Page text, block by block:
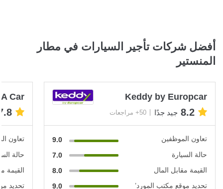
أفضل شركات تأجير السيارات في مطار
المنستير
Keddy by Europcar
8.2 جيد جدًا 50+ مراجعات
تعاون الموظفين
9.0
حالة السيارة
7.0
القيمة مقابل المال
8.0
تحديد موقع مكتب المورد’
9.0
Car
تعاون
حالة
القيمة
تحديد